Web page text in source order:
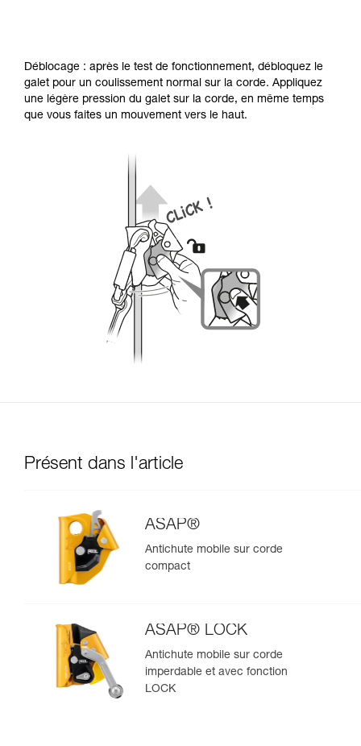
Déblocage : après le test de fonctionnement, débloquez le
galet pour un coulissement normal sur la corde. Appliquez
une légère pression du galet sur la corde, en même temps
que vous faites un mouvement vers le haut.
Présent dans l'article
ASAP®
Antichute mobile sur corde
compact
ASAP® LOCK
Antichute mobile sur corde
imperdable et avec fonction
LOCK